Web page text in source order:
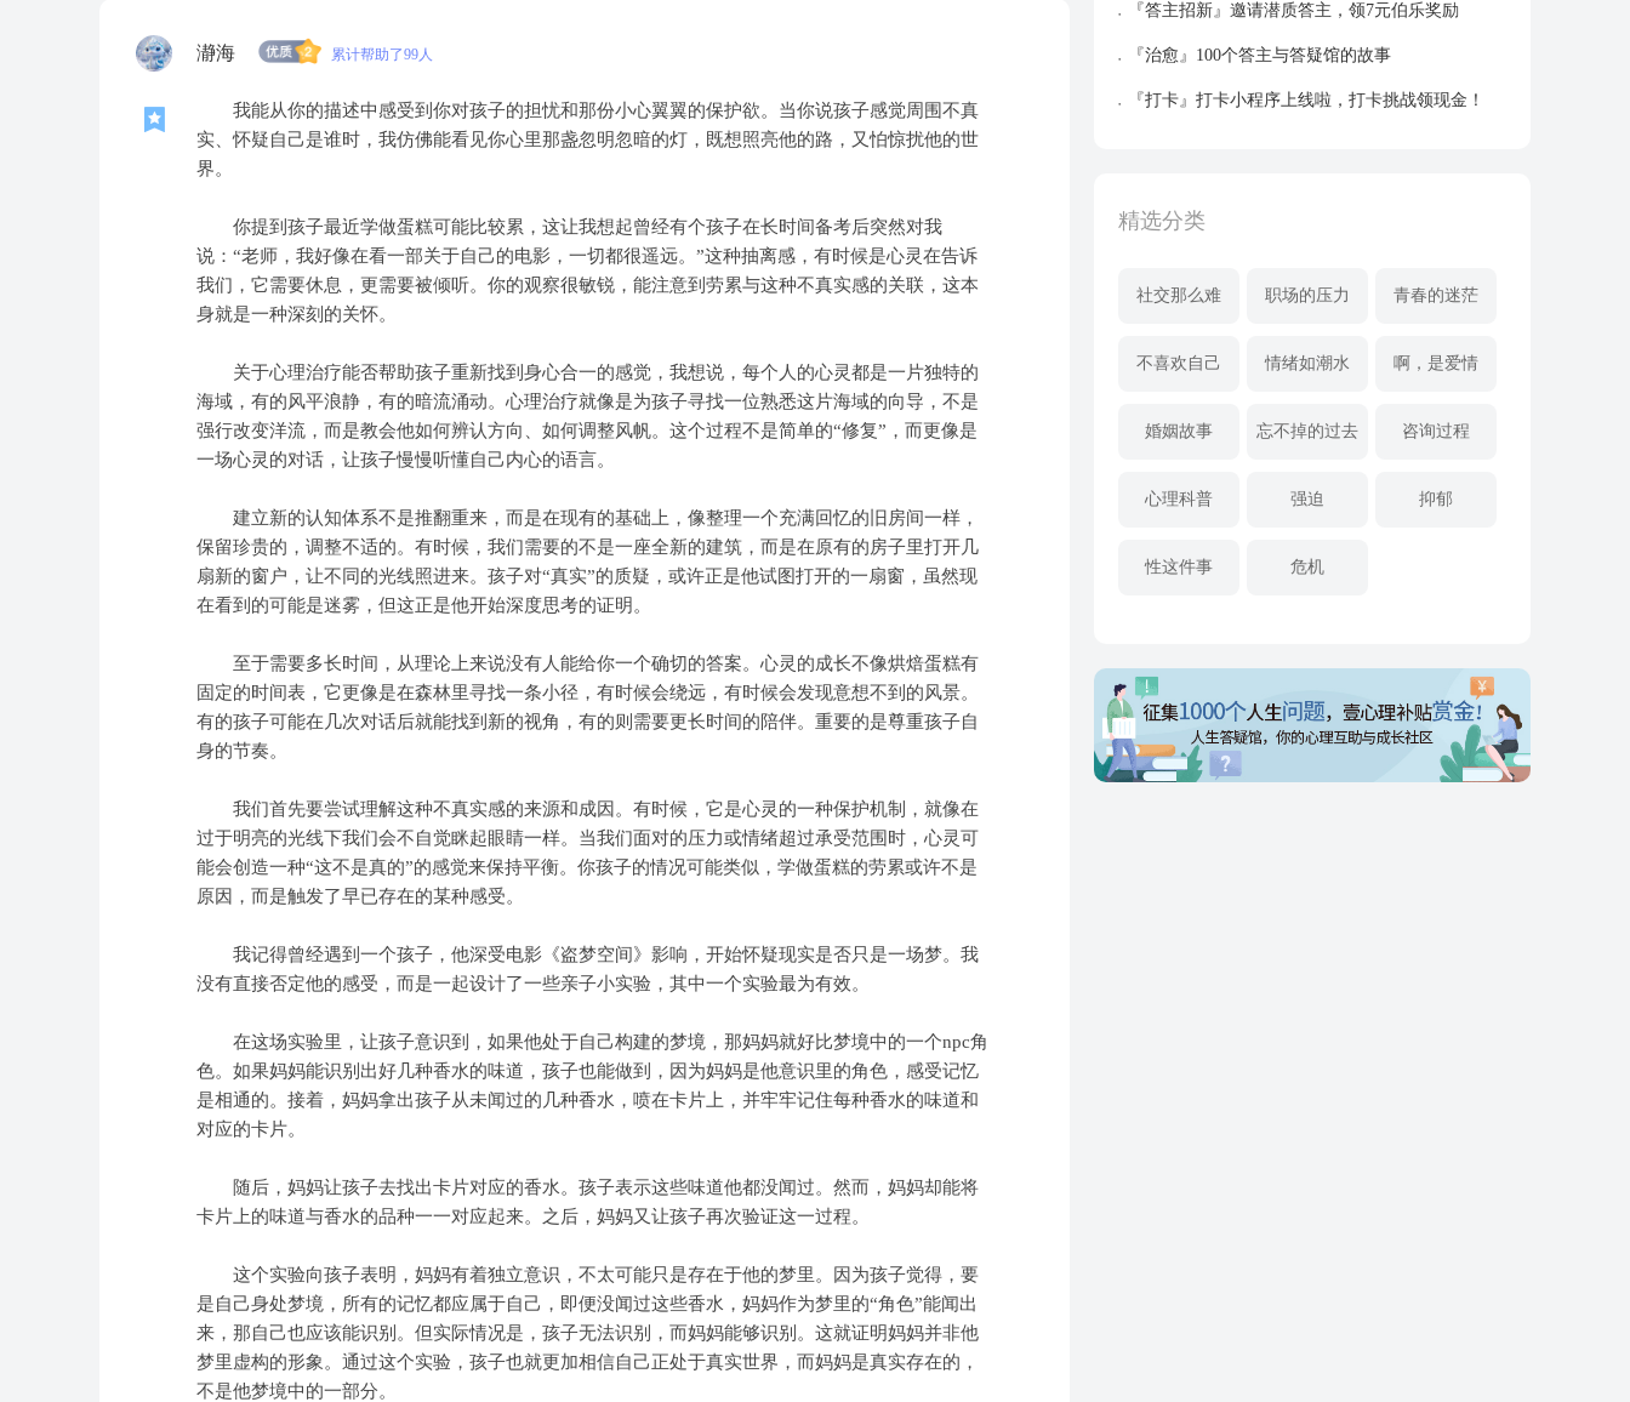
瀞海 累计帮助了99人
我能从你的描述中感受到你对孩子的担忧和那份小心翼翼的保护欲。当你说孩子感觉周围不真
实、怀疑自己是谁时，我仿佛能看见你心里那盏忽明忽暗的灯，既想照亮他的路，又怕惊扰他的世
界。
你提到孩子最近学做蛋糕可能比较累，这让我想起曾经有个孩子在长时间备考后突然对我
说：“老师，我好像在看一部关于自己的电影，一切都很遥远。”这种抽离感，有时候是心灵在告诉
我们，它需要休息，更需要被倾听。你的观察很敏锐，能注意到劳累与这种不真实感的关联，这本
身就是一种深刻的关怀。
关于心理治疗能否帮助孩子重新找到身心合一的感觉，我想说，每个人的心灵都是一片独特的
海域，有的风平浪静，有的暗流涌动。心理治疗就像是为孩子寻找一位熟悉这片海域的向导，不是
强行改变洋流，而是教会他如何辨认方向、如何调整风帆。这个过程不是简单的“修复”，而更像是
一场心灵的对话，让孩子慢慢听懂自己内心的语言。
建立新的认知体系不是推翻重来，而是在现有的基础上，像整理一个充满回忆的旧房间一样，
保留珍贵的，调整不适的。有时候，我们需要的不是一座全新的建筑，而是在原有的房子里打开几
扇新的窗户，让不同的光线照进来。孩子对“真实”的质疑，或许正是他试图打开的一扇窗，虽然现
在看到的可能是迷雾，但这正是他开始深度思考的证明。
至于需要多长时间，从理论上来说没有人能给你一个确切的答案。心灵的成长不像烘焙蛋糕有
固定的时间表，它更像是在森林里寻找一条小径，有时候会绕远，有时候会发现意想不到的风景。
有的孩子可能在几次对话后就能找到新的视角，有的则需要更长时间的陪伴。重要的是尊重孩子自
身的节奏。
我们首先要尝试理解这种不真实感的来源和成因。有时候，它是心灵的一种保护机制，就像在
过于明亮的光线下我们会不自觉眯起眼睛一样。当我们面对的压力或情绪超过承受范围时，心灵可
能会创造一种“这不是真的”的感觉来保持平衡。你孩子的情况可能类似，学做蛋糕的劳累或许不是
原因，而是触发了早已存在的某种感受。
我记得曾经遇到一个孩子，他深受电影《盗梦空间》影响，开始怀疑现实是否只是一场梦。我
没有直接否定他的感受，而是一起设计了一些亲子小实验，其中一个实验最为有效。
在这场实验里，让孩子意识到，如果他处于自己构建的梦境，那妈妈就好比梦境中的一个npc角
色。如果妈妈能识别出好几种香水的味道，孩子也能做到，因为妈妈是他意识里的角色，感受记忆
是相通的。接着，妈妈拿出孩子从未闻过的几种香水，喷在卡片上，并牢牢记住每种香水的味道和
对应的卡片。
随后，妈妈让孩子去找出卡片对应的香水。孩子表示这些味道他都没闻过。然而，妈妈却能将
卡片上的味道与香水的品种一一对应起来。之后，妈妈又让孩子再次验证这一过程。
这个实验向孩子表明，妈妈有着独立意识，不太可能只是存在于他的梦里。因为孩子觉得，要
是自己身处梦境，所有的记忆都应属于自己，即便没闻过这些香水，妈妈作为梦里的“角色”能闻出
来，那自己也应该能识别。但实际情况是，孩子无法识别，而妈妈能够识别。这就证明妈妈并非他
梦里虚构的形象。通过这个实验，孩子也就更加相信自己正处于真实世界，而妈妈是真实存在的，
不是他梦境中的一部分。
『答主招新』邀请潜质答主，领7元伯乐奖励
『治愈』100个答主与答疑馆的故事
『打卡』打卡小程序上线啦，打卡挑战领现金！
精选分类
社交那么难 职场的压力 青春的迷茫
不喜欢自己 情绪如潮水 啊，是爱情
婚姻故事 忘不掉的过去 咨询过程
心理科普 强迫 抑郁
性这件事 危机